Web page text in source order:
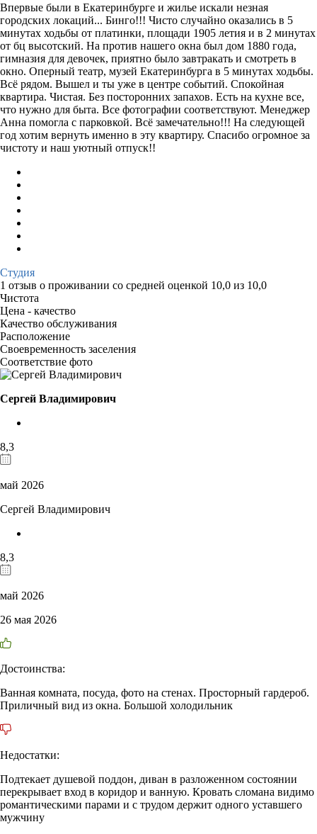
Впервые были в Екатеринбурге и жилье искали незная
городских локаций... Бинго!!! Чисто случайно оказались в 5
минутах ходьбы от платинки, площади 1905 летия и в 2 минутах
от бц высотский. На против нашего окна был дом 1880 года,
гимназия для девочек, приятно было завтракать и смотреть в
окно. Оперный театр, музей Екатеринбурга в 5 минутах ходьбы.
Всё рядом. Вышел и ты уже в центре событий. Спокойная
квартира. Чистая. Без посторонних запахов. Есть на кухне все,
что нужно для быта. Все фотографии соответствуют. Менеджер
Анна помогла с парковкой. Всё замечательно!!! На следующей
год хотим вернуть именно в эту квартиру. Спасибо огромное за
чистоту и наш уютный отпуск!!
Студия
1 отзыв о проживании со средней оценкой 10,0 из 10,0
Чистота
Цена - качество
Качество обслуживания
Расположение
Своевременность заселения
Соответствие фото
Сергей Владимирович
8,3
май 2026
Сергей Владимирович
8,3
май 2026
26 мая 2026
Достоинства:
Ванная комната, посуда, фото на стенах. Просторный гардероб.
Приличный вид из окна. Большой холодильник
Недостатки:
Подтекает душевой поддон, диван в разложенном состоянии
перекрывает вход в коридор и ванную. Кровать сломана видимо
романтическими парами и с трудом держит одного уставшего
мужчину